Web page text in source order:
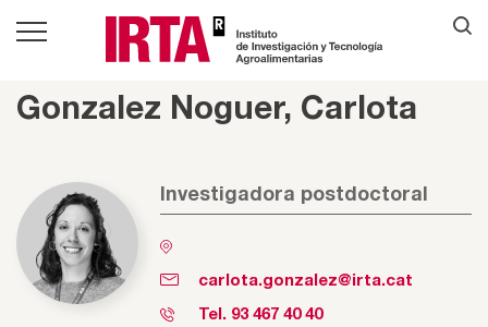
Gonzalez Noguer, Carlota
Investigadora postdoctoral
carlota.gonzalez@irta.cat
Tel. 93 467 40 40